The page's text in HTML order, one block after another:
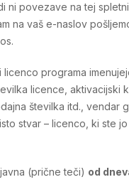
ni povezave na tej
na vaš e-naslov
programa
licence, aktivacijski
številka itd., vendar
stvar – licenco, ki ste
(prične teči) od